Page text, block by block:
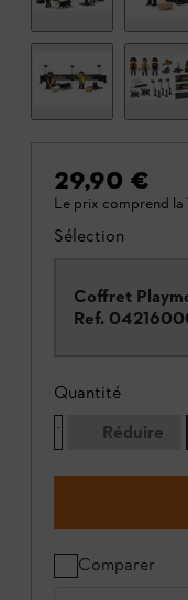
29,90 €
Le prix comprend la
Sélection
Coffret
Ref.
Quantité
Réduire
Comparer